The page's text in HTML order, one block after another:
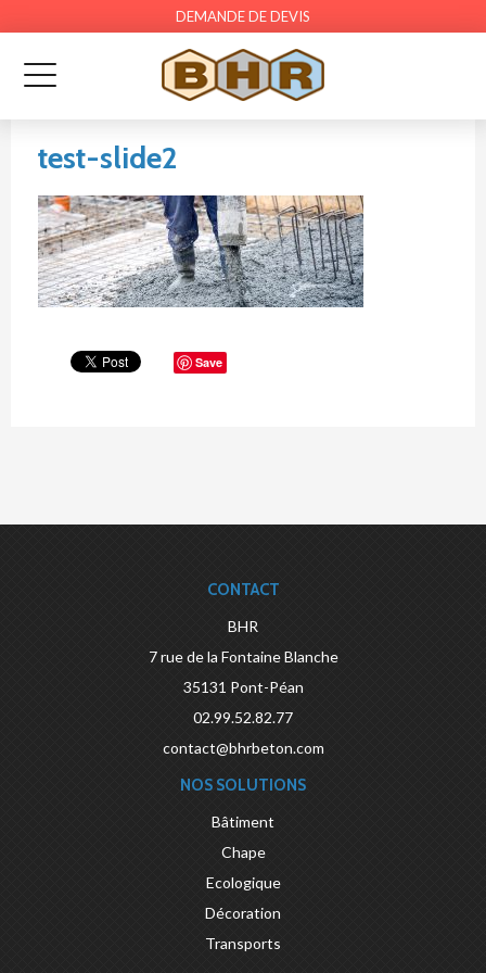
DEMANDE DE DEVIS
test-slide2
Save
CONTACT
BHR
7 rue de la Fontaine Blanche
35131 Pont-Péan
02.99.52.82.77
contact@bhrbeton.com
NOS SOLUTIONS
Bâtiment
Chape
Ecologique
Décoration
Transports